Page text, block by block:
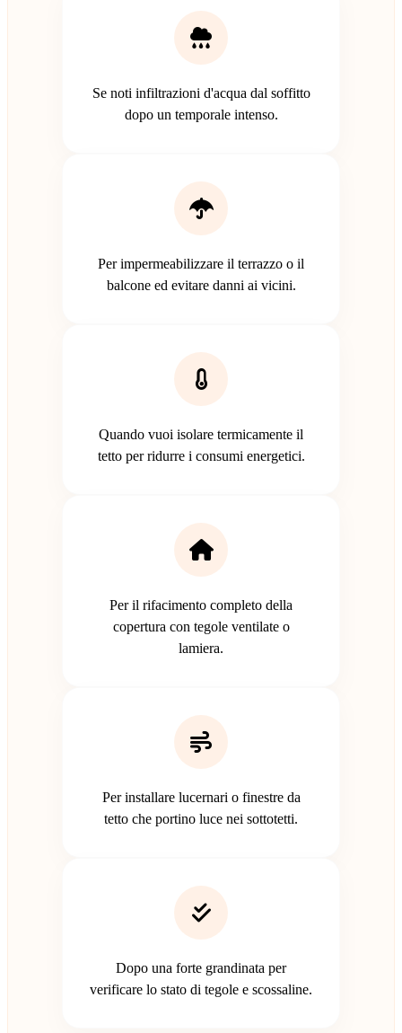
Se noti infiltrazioni d'acqua dal soffitto
dopo un temporale intenso.
Per impermeabilizzare il terrazzo o il
balcone ed evitare danni ai vicini.
Quando vuoi isolare termicamente il
tetto per ridurre i consumi energetici.
Per il rifacimento completo della
copertura con tegole ventilate o
lamiera.
Per installare lucernari o finestre da
tetto che portino luce nei sottotetti.
Dopo una forte grandinata per
verificare lo stato di tegole e scossaline.